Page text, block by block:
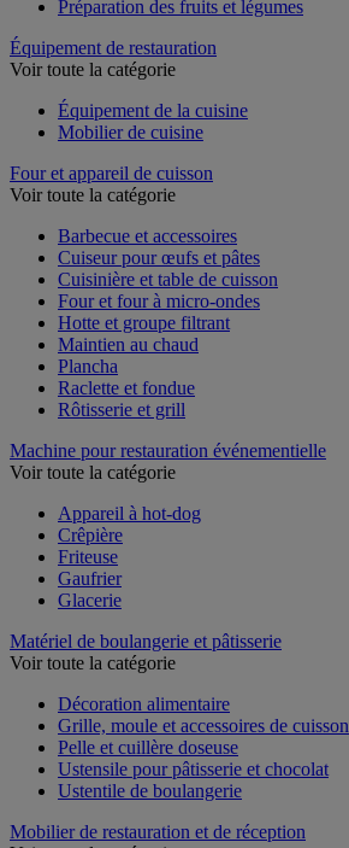
Préparation des fruits et légumes
Équipement de restauration
Voir toute la catégorie
Équipement de la cuisine
Mobilier de cuisine
Four et appareil de cuisson
Voir toute la catégorie
Barbecue et accessoires
Cuiseur pour œufs et pâtes
Cuisinière et table de cuisson
Four et four à micro-ondes
Hotte et groupe filtrant
Maintien au chaud
Plancha
Raclette et fondue
Rôtisserie et grill
Machine pour restauration événementielle
Voir toute la catégorie
Appareil à hot-dog
Crêpière
Friteuse
Gaufrier
Glacerie
Matériel de boulangerie et pâtisserie
Voir toute la catégorie
Décoration alimentaire
Grille, moule et accessoires de cuisson
Pelle et cuillère doseuse
Ustensile pour pâtisserie et chocolat
Ustentile de boulangerie
Mobilier de restauration et de réception